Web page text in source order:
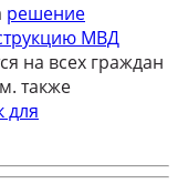
решение
МВД
на всех граждан
также
для